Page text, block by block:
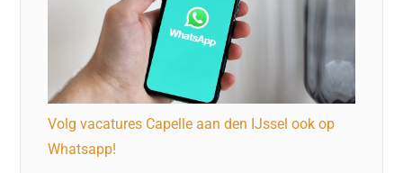
Volg vacatures Capelle aan den IJssel ook op
Whatsapp!